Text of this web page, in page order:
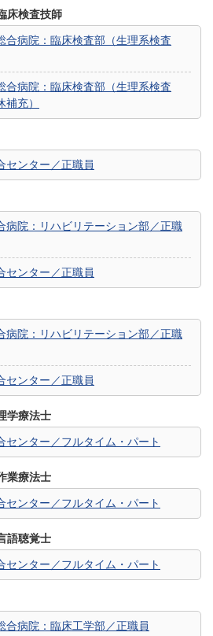
床検査技師
合病院：臨床検査部（生理系検査
合病院：臨床検査部（生理系検査
充）
センター／正職員
病院：リハビリテーション部／正職
センター／正職員
病院：リハビリテーション部／正職
センター／正職員
学療法士
センター／フルタイム・パート
業療法士
センター／フルタイム・パート
語聴覚士
センター／フルタイム・パート
合病院：臨床工学部／正職員